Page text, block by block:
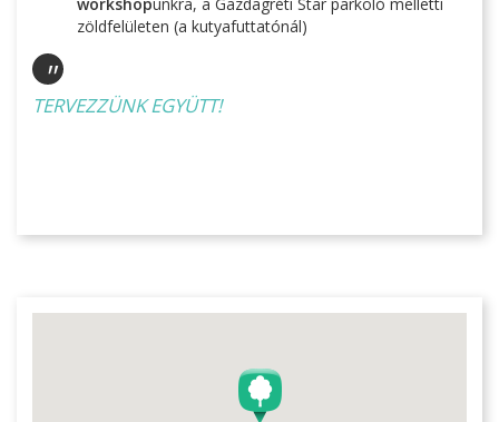
zöldfelületen (a kutyafuttatónál)
"
TERVEZZÜNK EGYÜTT!